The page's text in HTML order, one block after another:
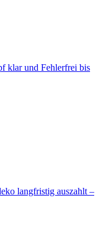
klar und Fehlerfrei bis
langfristig auszahlt –